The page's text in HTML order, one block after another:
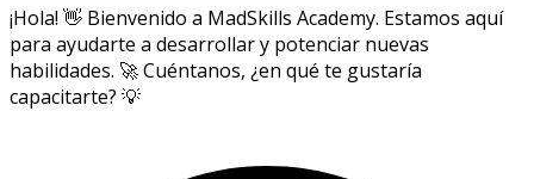
¡Hola! 👋 Bienvenido a MadSkills Academy. Estamos aquí
para ayudarte a desarrollar y potenciar nuevas
habilidades. 🚀 Cuéntanos, ¿en qué te gustaría
capacitarte? 💡